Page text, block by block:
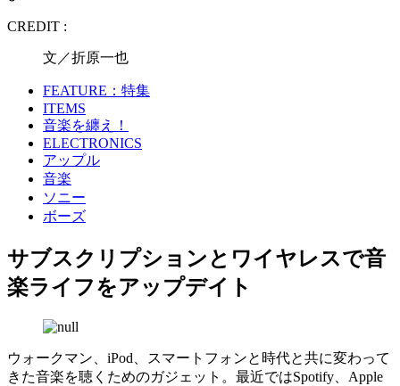
CREDIT :
文／折原一也
FEATURE：特集
ITEMS
音楽を纏え！
ELECTRONICS
アップル
音楽
ソニー
ボーズ
サブスクリプションとワイヤレスで音
楽ライフをアップデイト
ウォークマン、iPod、スマートフォンと時代と共に変わって
きた音楽を聴くためのガジェット。最近ではSpotify、Apple